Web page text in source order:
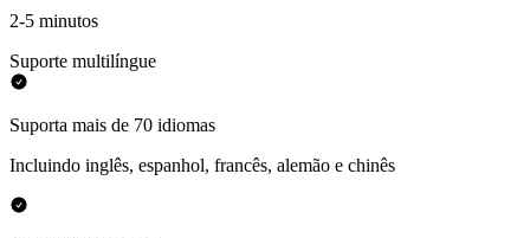
2-5 minutos
Suporte multilíngue
Suporta mais de 70 idiomas
Incluindo inglês, espanhol, francês, alemão e chinês